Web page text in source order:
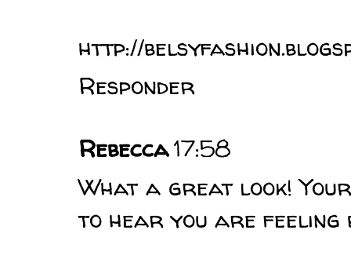
http://
Responder
Rebecca17:58
What a great look!
to hear you are feeling